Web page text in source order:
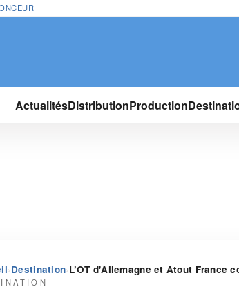
ActualitésDistributionProduction
›Destination›L’OT d'Allemagne et Atout France